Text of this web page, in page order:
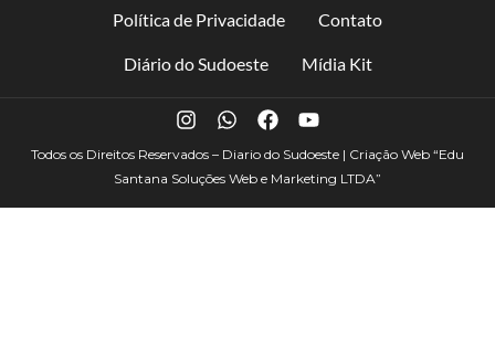
Política de Privacidade Contato
Diário do Sudoeste Mídia Kit
Todos os Direitos Reservados – Diario do Sudoeste | Criação Web “Edu
Santana Soluções Web e Marketing LTDA”